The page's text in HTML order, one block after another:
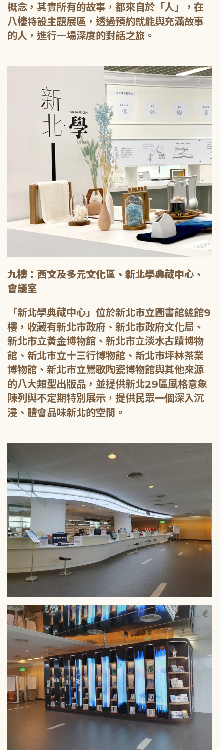
概念，其實所有的故事，都來自於「人」，在
八樓特設主題展區，透過預約就能與充滿故事
的人，進行一場深度的對話之旅。
九樓：西文及多元文化區、新北學典藏中心、
會議室
「新北學典藏中心」位於新北市立圖書館總館9
樓，收藏有新北市政府、新北市政府文化局、
新北市立黃金博物館、新北市立淡水古蹟博物
館、新北市立十三行博物館、新北市坪林茶業
博物館、新北市立鶯歌陶瓷博物館與其他來源
的八大類型出版品，並提供新北29區風格意象
陳列與不定期特別展示，提供民眾一個深入沉
浸、體會品味新北的空間。